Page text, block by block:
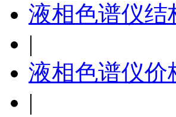
液相色谱仪结
|
液相色谱仪价
|